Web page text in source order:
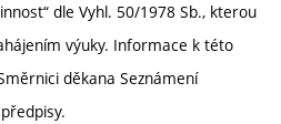
dle Vyhl. 50/1978 Sb., kterou
výuky. Informace k této
děkana Seznámení